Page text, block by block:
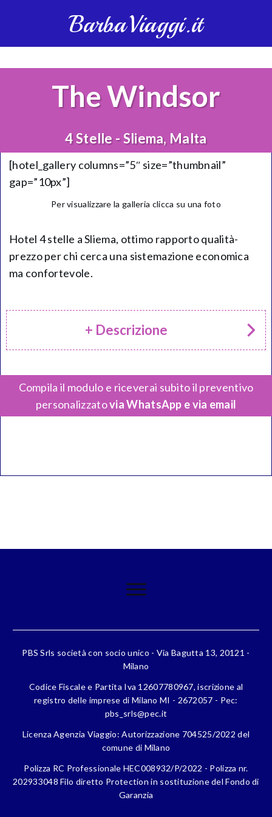
BarbaViaggi.it
The Windsor
4 Stelle - Sliema, Malta
[hotel_gallery columns=”5″ size=”thumbnail”
gap=”10px”]
Per visualizzare la galleria clicca su una foto
Hotel 4 stelle a Sliema, ottimo rapporto qualità-
prezzo per chi cerca una sistemazione economica
ma confortevole.
+ Descrizione
Compila il modulo e riceverai subito il preventivo
personalizzatovia WhatsApp e via email
PBS Srls società con socio unico - Via Bagutta 13, 20121 -
Milano
Codice Fiscale e Partita Iva 12607780967, iscrizione al
registro delle imprese di Milano MI - 2672057 - Pec:
pbs_srls@pec.it
Licenza Agenzia Viaggio: Autorizzazione 704525/2022 del
comune di Milano
Polizza RC Professionale HEC008932/P/2022 - Polizza nr.
202933048 Filo diretto Protection in sostituzione del Fondo di
Garanzia